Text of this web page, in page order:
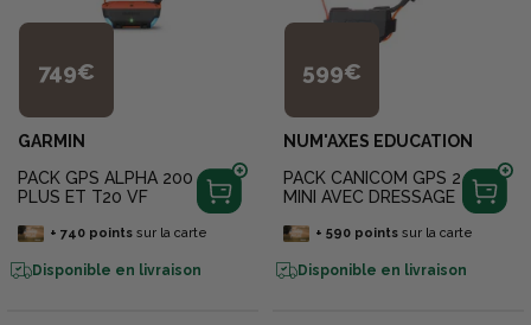
749€
GARMIN
PACK GPS ALPHA 200
PLUS ET T20 VF
+ 740pointssur la carte
Disponible en livraison
599€
NUM'AXES EDUCATION
PACK CANICOM GPS 2
MINI AVEC DRESSAGE
+ 590pointssur la carte
Disponible en livraison